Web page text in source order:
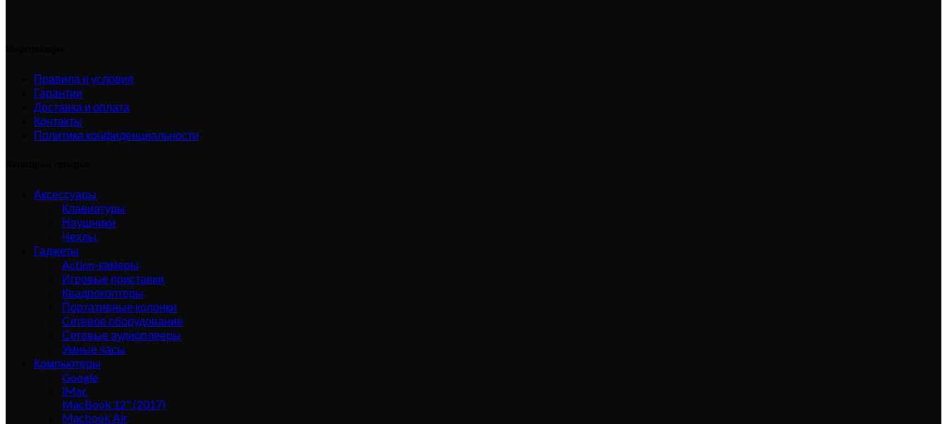
Правила и условия
Гарантии
Доставка и оплата
Контакты
Политика конфиденциальности
Аксессуары
Клавиатуры
Наушники
Чехлы
Гаджеты
Action-камеры
Игровые приставки
Квадрокоптеры
Портативные колонки
Сетевое оборудование
Сетевые аудиоплееры
Умные часы
Компьютеры
Google
iMac
MacBook 12" (2017)
Macbook Air